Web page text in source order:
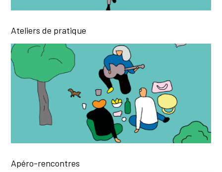
Ateliers de pratique
Apéro-rencontres